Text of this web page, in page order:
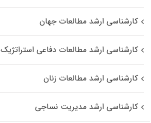
کارشناسی ارشد مطالعات جهان
کارشناسی ارشد مطالعات دفاعی استراتژیک
کارشناسی ارشد مطالعات زنان
کارشناسی ارشد مدیریت نساجی